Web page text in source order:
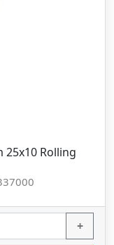
Rolling
+